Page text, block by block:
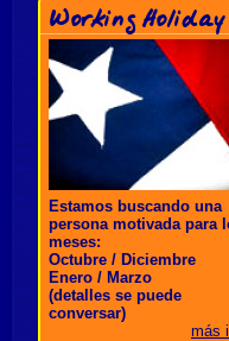
Working Holiday
Estamos buscando una
persona motivada para
meses:
Octubre / Diciembre
Enero / Marzo
(detalles se puede
conversar)
más